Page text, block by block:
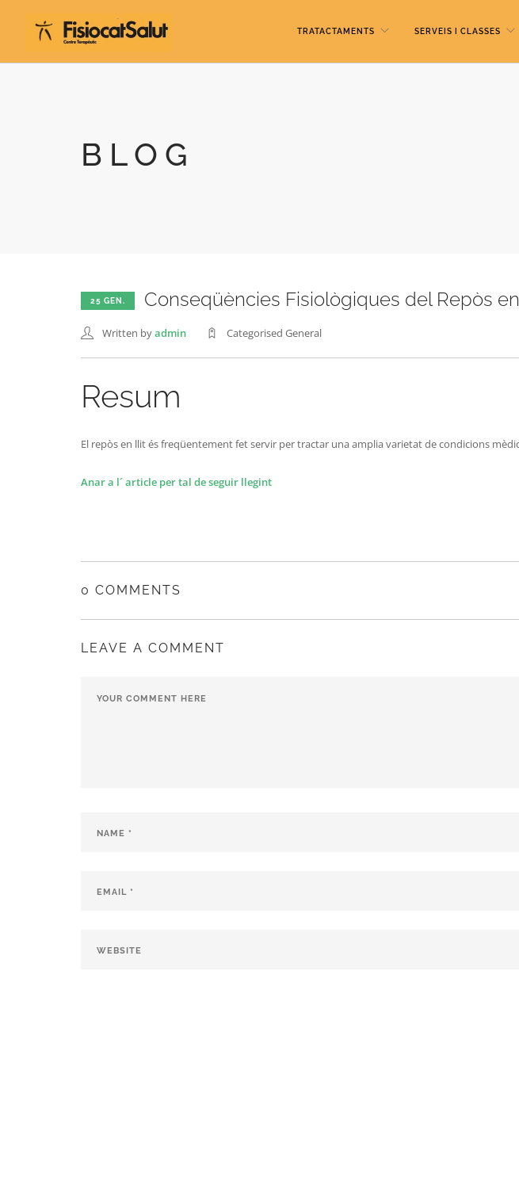
TRATACTAMENTS SERVEIS I CLASSES
BLOG
25 GEN. Conseqüències Fisiològiques del Repòs
Written byadmin Categorised General
Resum
El repòs en llit és freqüentement fet servir per tractar una amplia varietat de condicions
Anar a l´ article per tal de seguir llegint
0 COMMENTS
LEAVE A COMMENT